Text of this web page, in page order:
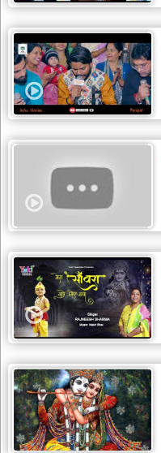
देश
भक्ति
भजन
patriotic
bhajans
खाटू
श्याम
रानी
सती
दादी
भजन
rani
dadi
bhajans
बावा
दयाल
भजन
bawa
lal
dayal
bhajans